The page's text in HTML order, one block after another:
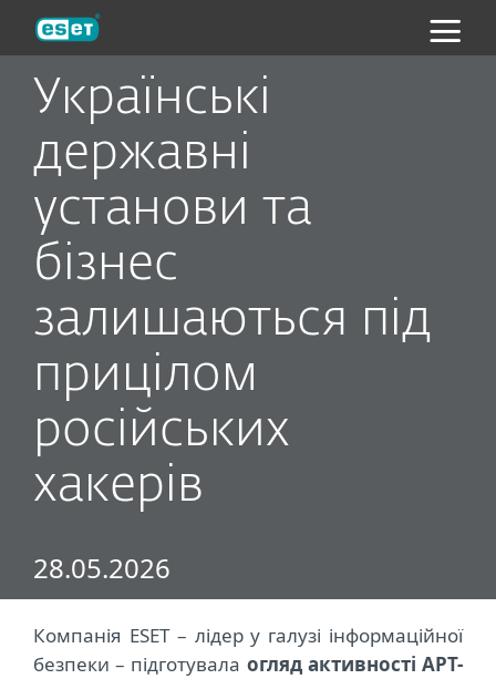
Українські
державні
установи та
бізнес
залишаються під
прицілом
російських
хакерів
28.05.2026
Компанія ESET – лідер у галузі інформаційної
безпеки – підготувала огляд активності APT-
ESET